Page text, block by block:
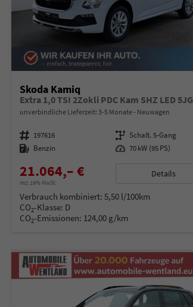
Skoda Kamiq
Extra 1,0 TSI 2Zokli PDC Kam SHZ LED 5JG
unverbindliche Lieferzeit: 3-5 Monate Neuwagen
Fahrzeugnummer 197616 Getriebe Schalt. 5-Gang
Kraftstoff Benzin Leistung 70 kW (95 PS)
21.064,– €
incl. 19% MwSt.
Details
Verbrauch kombiniert: 5,50 l/100km
CO2-Klasse: D
CO2-Emissionen: 124,00 g/km